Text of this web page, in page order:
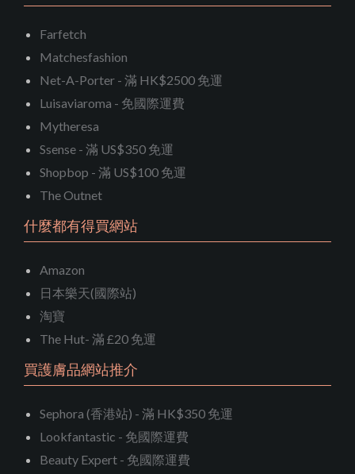
Farfetch
Matchesfashion
Net-A-Porter - 滿 HK$2500 免運
Luisaviaroma - 免國際運費
Mytheresa
Ssense - 滿 US$350 免運
Shopbop - 滿 US$100 免運
The Outnet
什麼都有得買網站
Amazon
日本樂天(國際站)
淘寶
The Hut- 滿 £20 免運
買護膚品網站推介
Sephora (香港站) - 滿 HK$350 免運
Lookfantastic - 免國際運費
Beauty Expert - 免國際運費